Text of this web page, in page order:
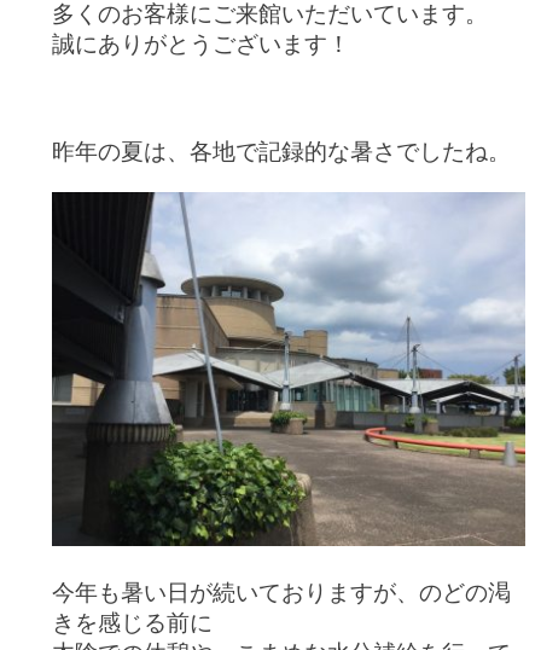
多くのお客様にご来館いただいています。
誠にありがとうございます！
昨年の夏は、各地で記録的な暑さでしたね。
今年も暑い日が続いておりますが、のどの渇
きを感じる前に